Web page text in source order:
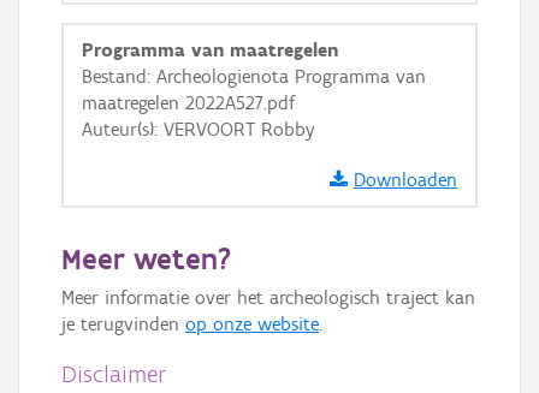
Programma van maatregelen
Bestand: Archeologienota Programma van
maatregelen 2022A527.pdf
Auteur(s): VERVOORT Robby
Downloaden
Meer weten?
Meer informatie over het archeologisch traject kan
je terugvinden op onze website.
Disclaimer